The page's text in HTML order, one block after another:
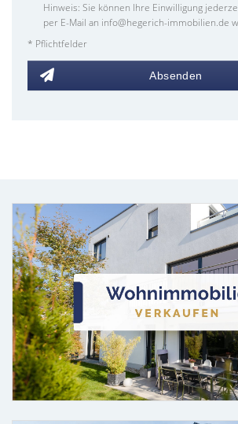
Hinweis: Sie können Ihre Einwilligung
per E-Mail an info@hegerich-immobilien.de
* Pflichtfelder
Absenden